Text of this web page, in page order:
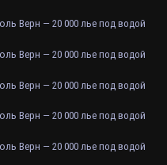
Верн — 20 000 лье под водой
Верн — 20 000 лье под водой
Верн — 20 000 лье под водой
Верн — 20 000 лье под водой
Верн — 20 000 лье под водой